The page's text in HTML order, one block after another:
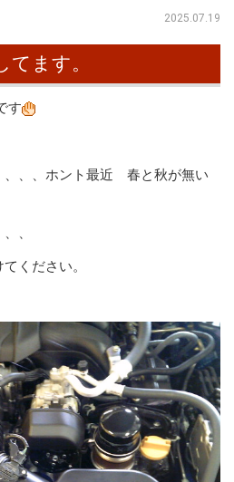
2025.07.19
ます。
す
、、ホント最近 春と秋が無い
、
ください。